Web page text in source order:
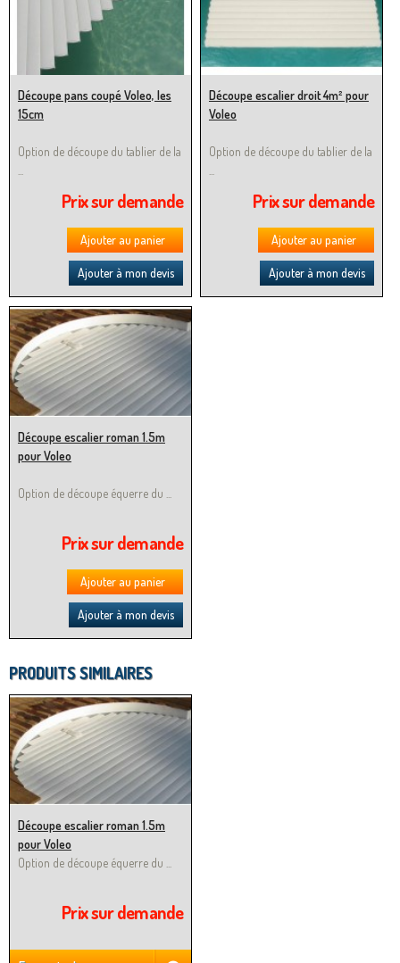
Découpe pans coupé Voleo, les
15cm
Option de découpe du tablier de la
Prix sur demande
Ajouter au panier
Ajouter à mon devis
Découpe escalier droit 4m² pour
Voleo
Option de découpe du tablier de la
Prix sur demande
Ajouter au panier
Ajouter à mon devis
Découpe escalier roman 1.5m
pour Voleo
Option de découpe équerre du ...
Prix sur demande
Ajouter au panier
Ajouter à mon devis
PRODUITS SIMILAIRES
Découpe escalier roman 1.5m
pour Voleo
Option de découpe équerre du ...
Prix sur demande